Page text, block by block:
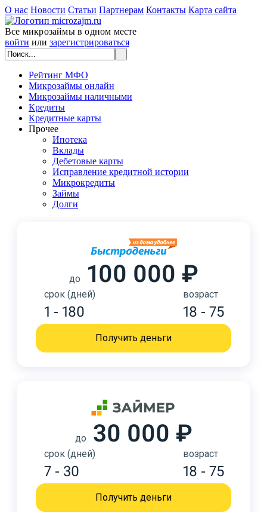
О нас Новости Статьи Партнерам Контакты Карта сайта
Все микрозаймы в одном месте
войти или зарегистрироваться
Рейтинг МФО
Микрозаймы онлайн
Микрозаймы наличными
Кредиты
Кредитные карты
Прочее
Ипотека
Вклады
Дебетовые карты
Исправление кредитной истории
Микрокредиты
Займы
Долги
до 100 000 ₽
срок (дней)
1 - 180
возраст
18 - 75
Получить деньги
до 30 000 ₽
срок (дней)
7 - 30
возраст
18 - 75
Получить деньги